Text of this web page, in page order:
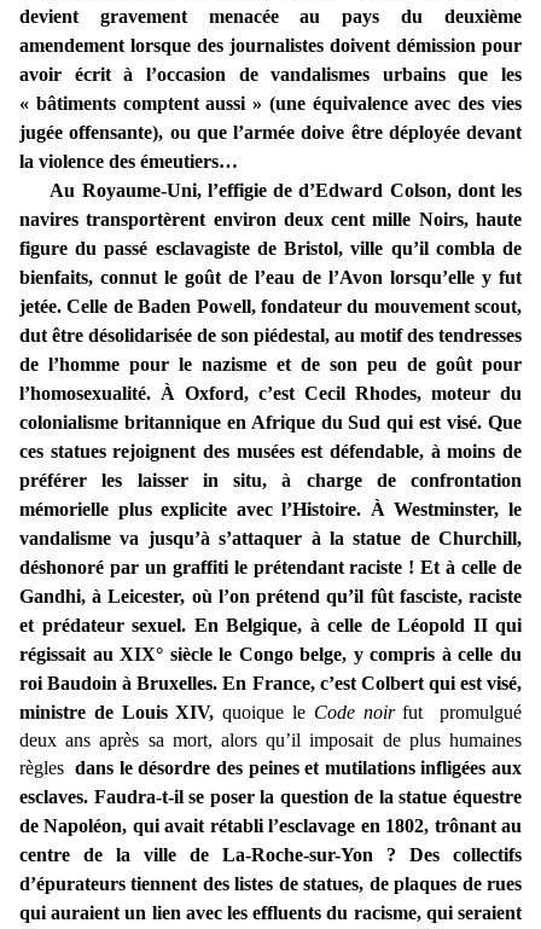
devient gravement menacée au pays du deuxième
amendement lorsque des journalistes doivent démission pour
avoir écrit à l’occasion de vandalismes urbains que les
« bâtiments comptent aussi » (une équivalence avec des vies
jugée offensante), ou que l’armée doive être déployée devant
la violence des émeutiers…
Au Royaume-Uni, l’effigie de d’Edward Colson, dont les
navires transportèrent environ deux cent mille Noirs, haute
figure du passé esclavagiste de Bristol, ville qu’il combla de
bienfaits, connut le goût de l’eau de l’Avon lorsqu’elle y fut
jetée. Celle de Baden Powell, fondateur du mouvement scout,
dut être désolidarisée de son piédestal, au motif des tendresses
de l’homme pour le nazisme et de son peu de goût pour
l’homosexualité. À Oxford, c’est Cecil Rhodes, moteur du
colonialisme britannique en Afrique du Sud qui est visé. Que
ces statues rejoignent des musées est défendable, à moins de
préférer les laisser in situ, à charge de confrontation
mémorielle plus explicite avec l’Histoire. À Westminster, le
vandalisme va jusqu’à s’attaquer à la statue de Churchill,
déshonoré par un graffiti le prétendant raciste ! Et à celle de
Gandhi, à Leicester, où l’on prétend qu’il fût fasciste, raciste
et prédateur sexuel. En Belgique, à celle de Léopold II qui
régissait au XIX° siècle le Congo belge, y compris à celle du
roi Baudoin à Bruxelles. En France, c’est Colbert qui est visé,
ministre de Louis XIV,quoique le Code noirfut promulgué
deux ans après sa mort, alors qu’il imposait de plus humaines
règles dans le désordre des peines et mutilations infligées aux
esclaves. Faudra-t-il se poser la question de la statue équestre
de Napoléon, qui avait rétabli l’esclavage en 1802, trônant au
centre de la ville de La-Roche-sur-Yon ? Des collectifs
d’épurateurs tiennent des listes de statues, de plaques de rues
qui auraient un lien avec les effluents du racisme, qui seraient